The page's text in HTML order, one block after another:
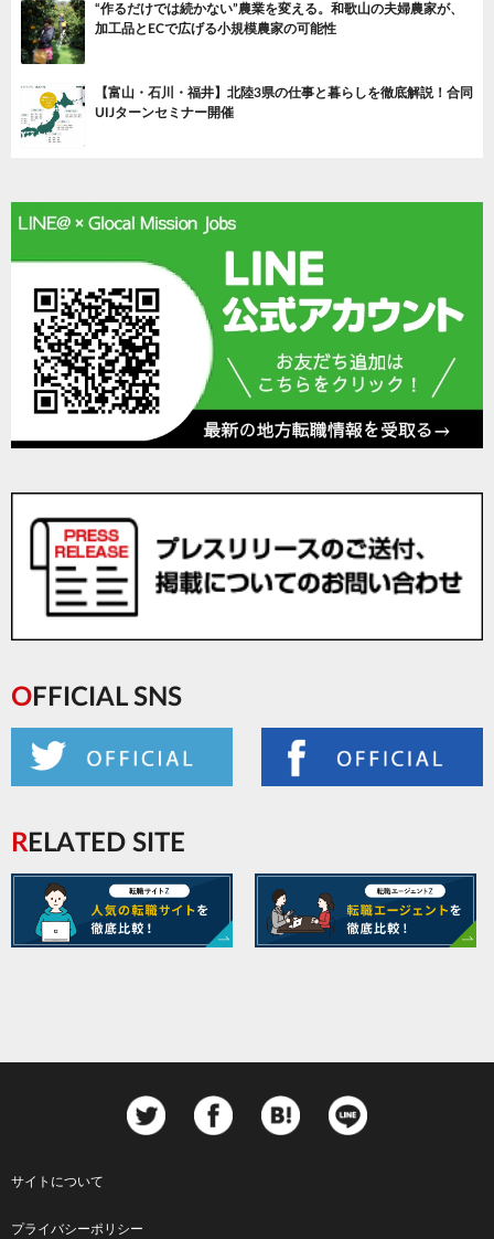
“作るだけでは続かない”農業を変える。和歌山の夫婦農家が、
加工品とECで広げる小規模農家の可能性
【富山・石川・福井】北陸3県の仕事と暮らしを徹底解説！合同
UIJターンセミナー開催
OFFICIAL SNS
RELATED SITE
Footer
サイトについて
プライバシーポリシー